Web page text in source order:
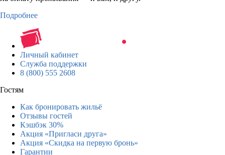
Подробнее
Личный кабинет
Служба поддержки
8 (800) 555 2608
Гостям
Как бронировать жильё
Отзывы гостей
Кэшбэк 30%
Акция «Пригласи друга»
Акция «Скидка на первую бронь»
Гарантии